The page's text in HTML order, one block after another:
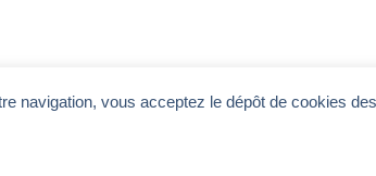
navigation, vous acceptez le dépôt de cookies